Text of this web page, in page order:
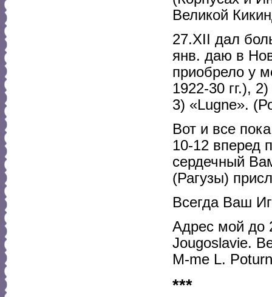
Великой
27.XII дал
янв. даю в
приобрело у
1922-30 гг.),
3) «Lugne».
Вот и все
10-12 вперед
сердечный
(Рагузы)
Всегда Ваш
Адрес мой до
Jougoslavie.
M-me L.
***